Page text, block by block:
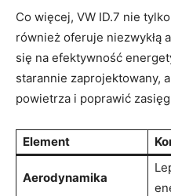
Co więcej, VW ID.7 nie
również oferuje niezwykłą
się na efektywność
starannie zaprojektowany,
powietrza i poprawić
Element
Aerodynamika